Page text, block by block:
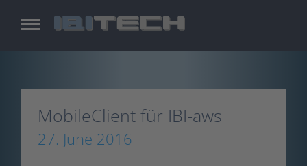
MobileClient für IBI-aws
27. June 2016